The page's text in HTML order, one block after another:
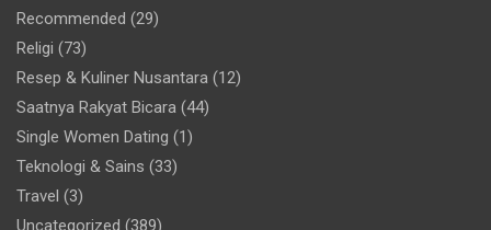
Recommended (29)
Religi (73)
Resep & Kuliner Nusantara (12)
Saatnya Rakyat Bicara (44)
Single Women Dating (1)
Teknologi & Sains (33)
Travel (3)
Uncategorized (389)